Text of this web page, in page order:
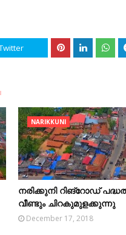
NARIKKUNI
നരിക്കുനി റിങ്റോഡ്
വീണ്ടും ചിറകുമുളക്കുന്നു
December 17, 2018